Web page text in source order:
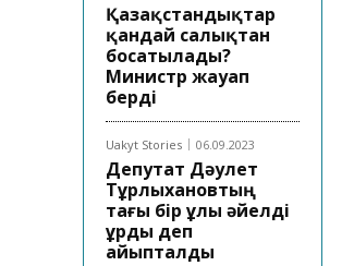
Қазақстандықтар
қандай салықтан
босатылады?
Министр жауап
берді
Uakyt Stories 06.09.2023
Депутат Дәулет
Тұрлыхановтың
тағы бір ұлы әйелді
ұрды деп
айыпталды